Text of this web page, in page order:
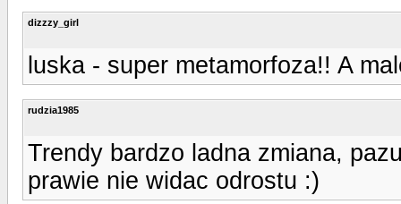
dizzzy_girl
luska - super metamorfoza!! A
rudzia1985
Trendy bardzo ladna zmiana,
prawie nie widac odrostu :)